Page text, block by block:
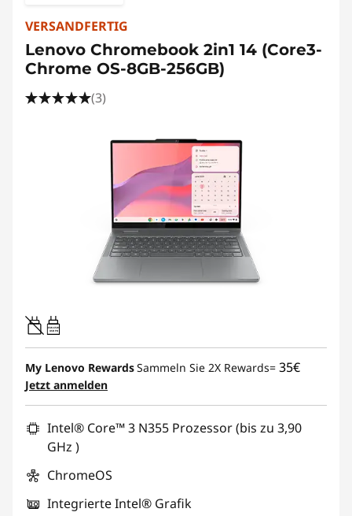
VERSANDFERTIG
Lenovo Chromebook 2in1 14 (Core3-
Chrome OS-8GB-256GB)
(3)
45W-65W
USB PD
My Lenovo RewardsSammeln Sie 2X Rewards= 35€
Jetzt anmelden
Intel® Core™ 3 N355 Prozessor (bis zu 3,90
GHz )
ChromeOS
Integrierte Intel® Grafik